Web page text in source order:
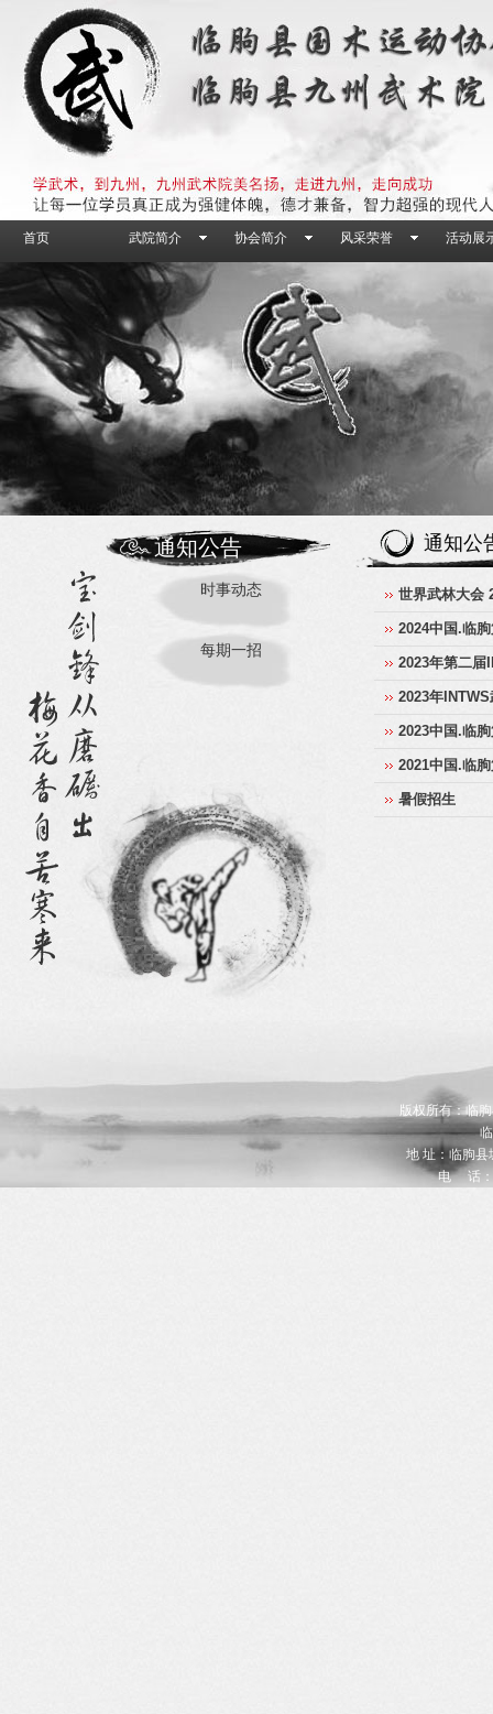
首页 武院简介 协会简介 风采荣誉 活动展
通知公告
时事动态
每期一招
通知公
世界武林大会
2024中国.临
2023年第二届
2023年
2023中国.临
2021中国.临
暑假招生
版权所有：临
地 址：临朐县
电 话：